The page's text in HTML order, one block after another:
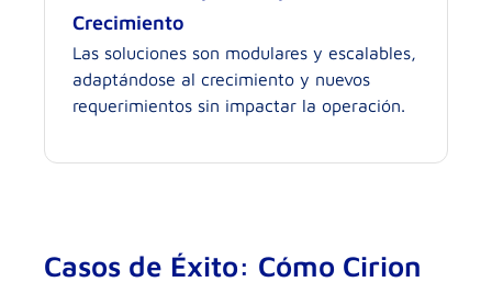
Crecimiento
Las soluciones son modulares y escalables,
adaptándose al crecimiento y nuevos
requerimientos sin impactar la operación.
Casos de Éxito: Cómo Cirion